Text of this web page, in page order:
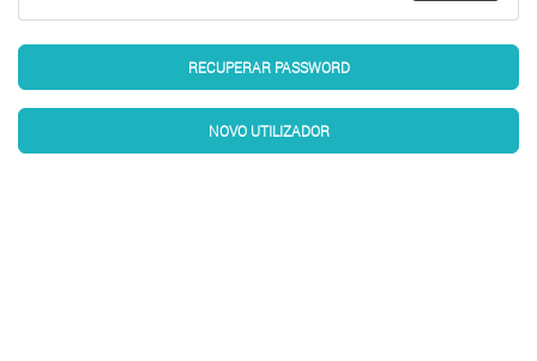
RECUPERAR PASSWORD
NOVO UTILIZADOR